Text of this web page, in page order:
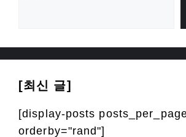
[최신 글]
[display-posts
orderby="rand"]